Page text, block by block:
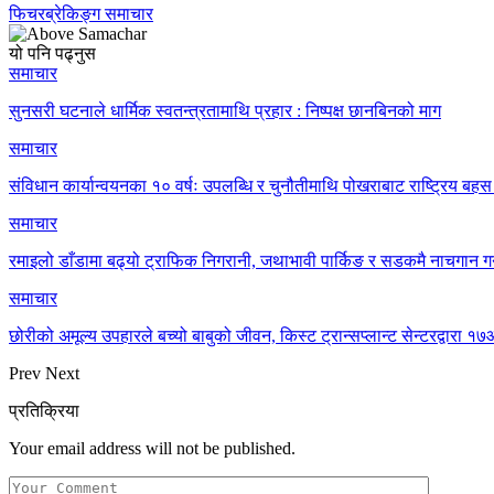
फिचरब्रेकिङ्ग समाचार
यो पनि पढ्नुस
समाचार
सुनसरी घटनाले धार्मिक स्वतन्त्रतामाथि प्रहार : निष्पक्ष छानबिनको माग
समाचार
संविधान कार्यान्वयनका १० वर्षः उपलब्धि र चुनौतीमाथि पोखराबाट राष्ट्रिय
समाचार
रमाइलो डाँडामा बढ्यो ट्राफिक निगरानी, जथाभावी पार्किङ र सडकमै नाचगान
समाचार
छोरीको अमूल्य उपहारले बच्यो बाबुको जीवन, किस्ट ट्रान्सप्लान्ट
Prev Next
प्रतिक्रिया
Your email address will not be published.